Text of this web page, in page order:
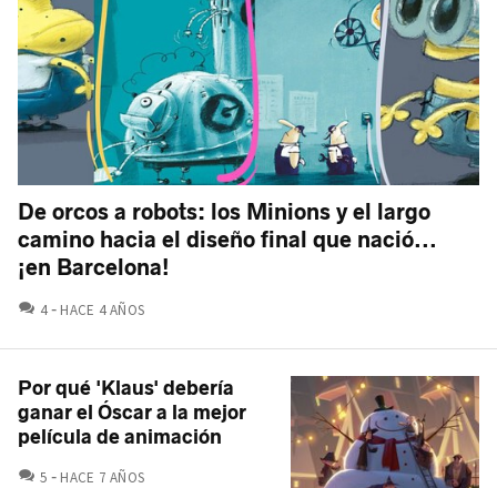
De orcos a robots: los Minions y el largo
camino hacia el diseño final que nació...
¡en Barcelona!
4 COMENTARIOS
HACE 4 AÑOS
Por qué 'Klaus' debería
ganar el Óscar a la mejor
película de animación
5 COMENTARIOS
HACE 7 AÑOS